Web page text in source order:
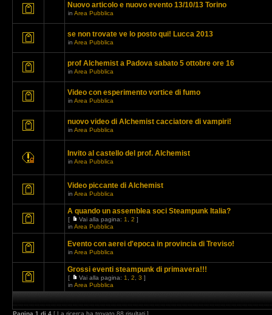
Nuovo articolo e nuovo evento 13/10/13 Torino
in Area Pubblica
se non trovate ve lo posto qui! Lucca 2013
in Area Pubblica
prof Alchemist a Padova sabato 5 ottobre ore 16
in Area Pubblica
Video con esperimento vortice di fumo
in Area Pubblica
nuovo video di Alchemist cacciatore di vampiri!
in Area Pubblica
Invito al castello del prof. Alchemist
in Area Pubblica
Video piccante di Alchemist
in Area Pubblica
A quando un assemblea soci Steampunk Italia?
[ Vai alla pagina: 1 2 ]
in Area Pubblica
Evento con aerei d'epoca in provincia di Treviso!
in Area Pubblica
Grossi eventi steampunk di primavera!!!
[ Vai alla pagina: 1 2 3 ]
in Area Pubblica
Pagina 1 di 4 [ La ricerca ha trovato 88 risultati ]